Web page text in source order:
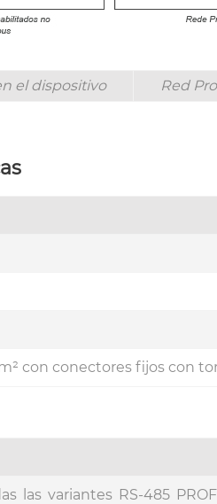
el dispositivo Red
con conectores fijos con
las variantes RS-485